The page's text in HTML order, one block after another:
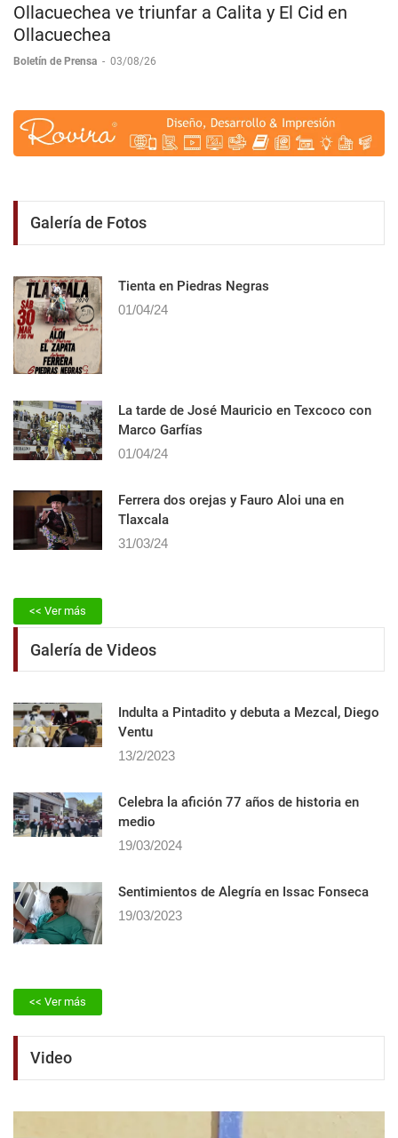
Ollacuechea ve triunfar a Calita y El Cid en
Ollacuechea
Boletín de Prensa - 03/08/26
Galería de Fotos
Tienta en Piedras Negras
01/04/24
La tarde de José Mauricio en Texcoco con
Marco Garfías
01/04/24
Ferrera dos orejas y Fauro Aloi una en
Tlaxcala
31/03/24
<< Ver más
Galería de Videos
Indulta a Pintadito y debuta a Mezcal, Diego
Ventu
13/2/2023
Celebra la afición 77 años de historia en
medio
19/03/2024
Sentimientos de Alegrí­a en Issac Fonseca
19/03/2023
<< Ver más
Video